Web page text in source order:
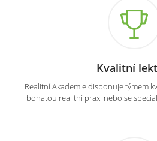
Kvalitní
Realitní Akademie disponuje týmem
bohatou realitní praxi nebo se